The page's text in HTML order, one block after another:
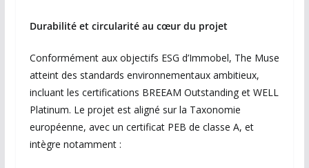
Durabilité et circularité au cœur du projet
Conformément aux objectifs ESG d’Immobel, The Muse
atteint des standards environnementaux ambitieux,
incluant les certifications BREEAM Outstanding et WELL
Platinum. Le projet est aligné sur la Taxonomie
européenne, avec un certificat PEB de classe A, et
intègre notamment :